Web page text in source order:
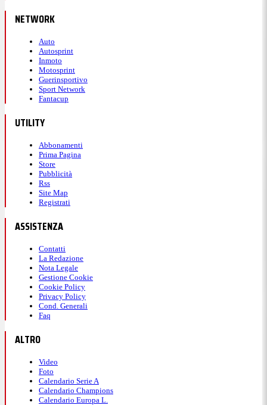
NETWORK
Auto
Autosprint
Inmoto
Motosprint
Guerinsportivo
Sport Network
Fantacup
UTILITY
Abbonamenti
Prima Pagina
Store
Pubblicità
Rss
Site Map
Registrati
ASSISTENZA
Contatti
La Redazione
Nota Legale
Gestione Cookie
Cookie Policy
Privacy Policy
Cond. Generali
Faq
ALTRO
Video
Foto
Calendario Serie A
Calendario Champions
Calendario Europa L.